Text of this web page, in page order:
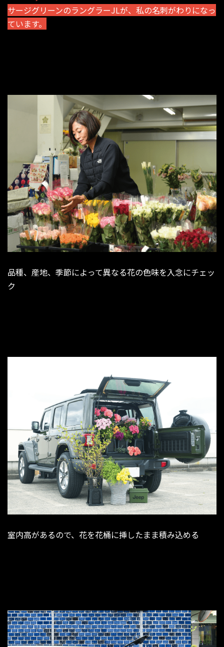
サージグリーンのラングラーJLが、私の名刺がわりになっ
ています。
品種、産地、季節によって異なる花の色味を入念にチェッ
ク
室内高があるので、花を花桶に挿したまま積み込める